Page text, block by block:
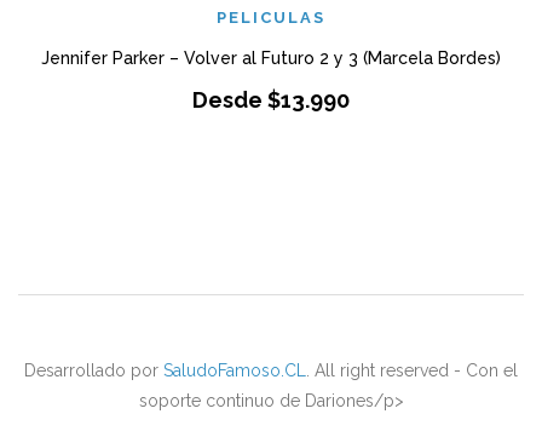
PELICULAS
Jennifer Parker – Volver al Futuro 2 y 3 (Marcela Bordes)
Desde $13.990
Desarrollado por SaludoFamoso.CL
. All right reserved - Con el
soporte continuo de Dariones/p>